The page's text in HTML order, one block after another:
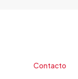
Contacto